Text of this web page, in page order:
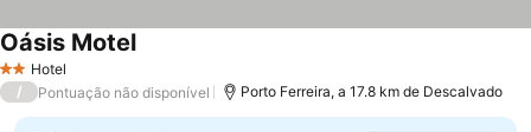
2 Estrelas
Hotel
Oásis MotelVer preços
/ Pontuação não disponível Porto Ferreira, a 17.8 km de Descalvado